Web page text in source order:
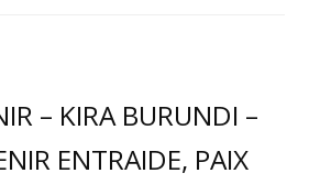
– KIRA BURUNDI –
ENTRAIDE, PAIX